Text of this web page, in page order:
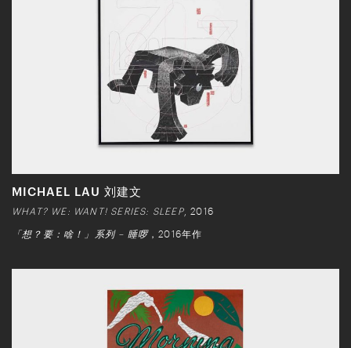
MICHAEL LAU 刘建文
WHAT? WE: WANT! SERIES: SLEEP, 2016
「想？要：啥！」系列 – 睡啰，2016年作